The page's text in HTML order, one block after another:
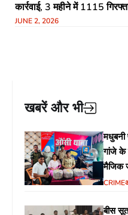
कार्रवाई, 3 महीने में 1115
JUNE 2, 2026
खबरें और भी
मधुबनी
गांजे के
मैजिक
CRIME
बीस